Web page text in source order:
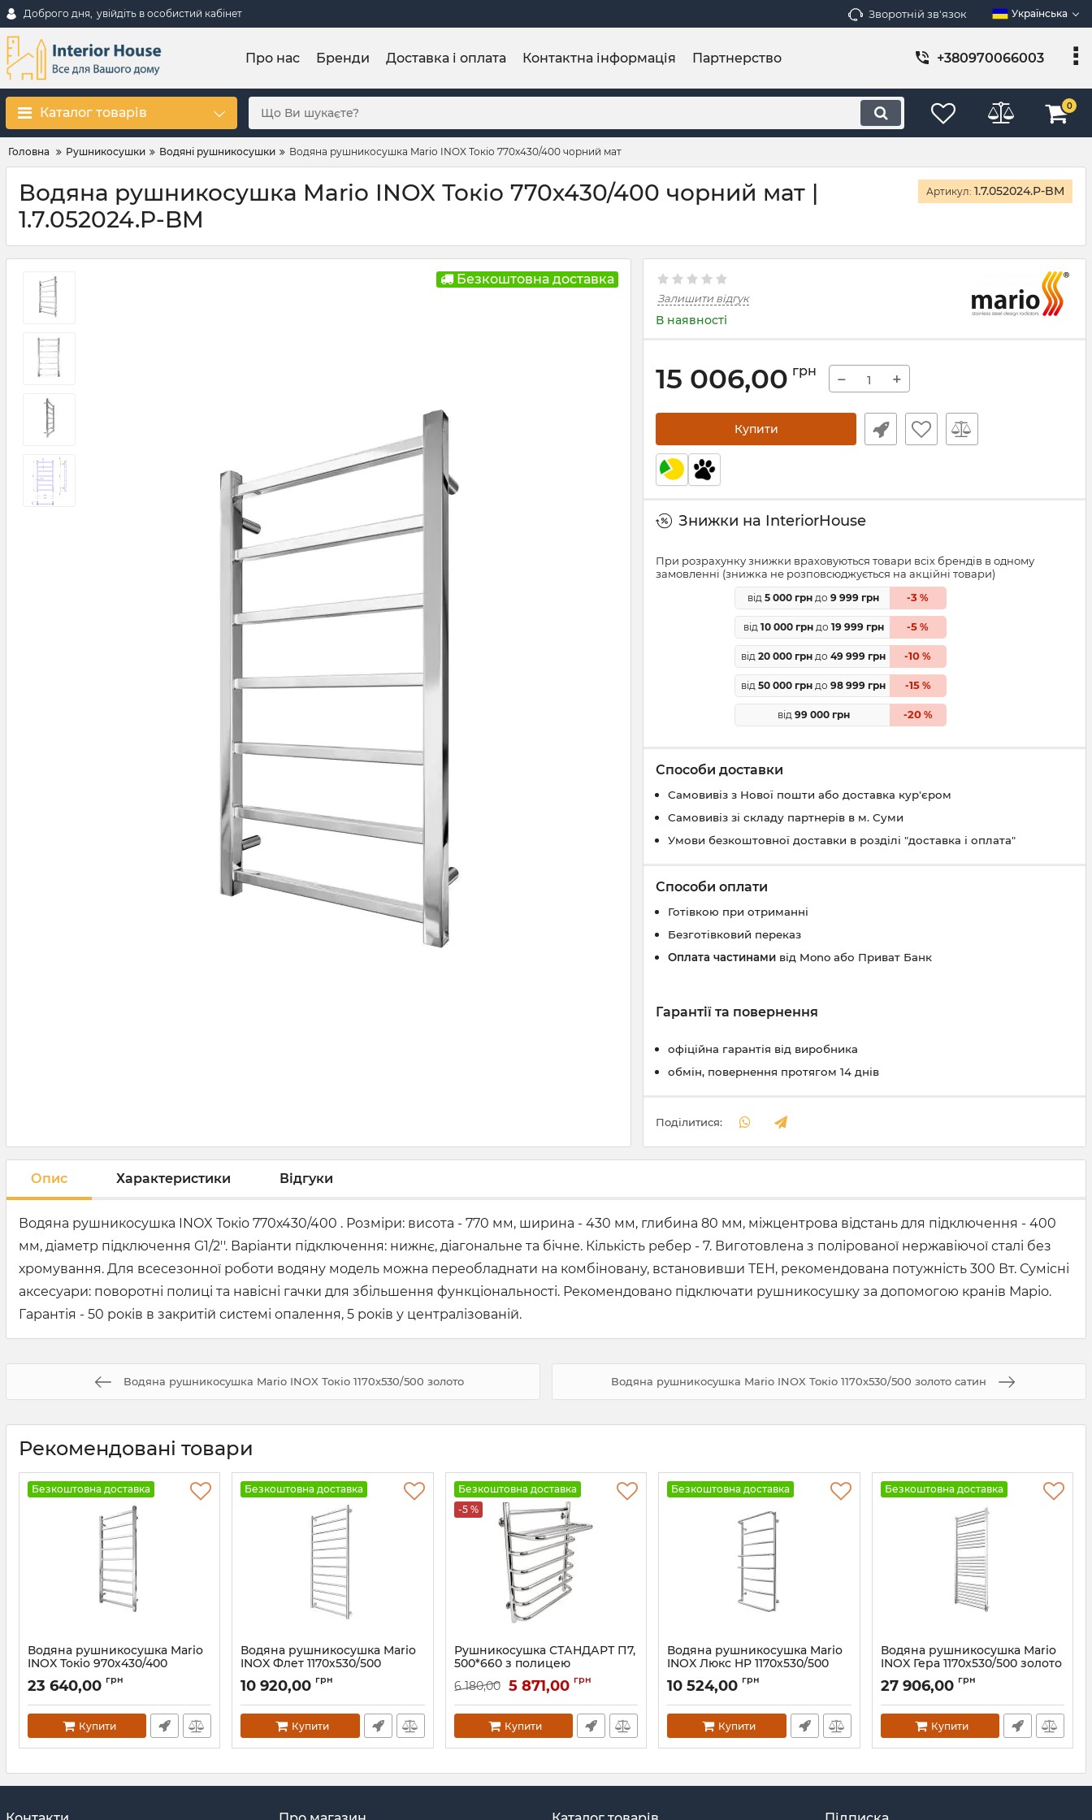
Доброго дня, увійдіть в особистий кабінет Зворотній зв'язок Українська
Про нас Бренди Доставка і оплата Контактна інформація Партнерство +380970066003
Каталог товарів 0
Головна Рушникосушки Водяні рушникосушки Водяна рушникосушка Mario INOX Токіо 770х430/400 чорний мат
Водяна рушникосушка Mario INOX Токіо 770х430/400 чорний мат |
1.7.052024.P-BM
Артикул: 1.7.052024.P-BM
Безкоштовна доставка
Залишити відгук
В наявності
15 006,00 грн − +
Купити
Знижки на InteriorHouse
При розрахунку знижки враховуються товари всіх брендів в одному
замовленні (знижка не розповсюджується на акційні товари)
від 5 000 грн до 9 999 грн -3 %
від 10 000 грндо 19 999 грн -5 %
від 20 000 грн до 49 999 грн -10 %
від 50 000 грн до 98 999 грн -15%
від 99 000 грн -20%
Способи доставки
Самовивіз з Нової пошти або доставка кур'єром
Самовивіз зі складу партнерів в м. Суми
Умови безкоштовної доставки в розділі "доставка і оплата"
Способи оплати
Готівкою при отриманні
Безготівковий переказ
Оплата частинами від Mono або Приват Банк
Гарантії та повернення
офіційна гарантія від виробника
обмін, повернення протягом 14 днів
Поділитися:
Опис Характеристики Відгуки
Водяна рушникосушка INOX Токіо 770х430/400 . Розміри: висота - 770 мм, ширина - 430 мм, глибина 80 мм, міжцентрова відстань для підключення - 400
мм, діаметр підключення G1/2''. Варіанти підключення: нижнє, діагональне та бічне. Кількість ребер - 7. Виготовлена з полірованої нержавіючої сталі без
хромування. Для всесезонної роботи водяну модель можна переобладнати на комбіновану, встановивши ТЕН, рекомендована потужність 300 Вт. Сумісні
аксесуари: поворотні полиці та навісні гачки для збільшення функціональності. Рекомендовано підключати рушникосушку за допомогою кранів Маріо.
Гарантія - 50 років в закритій системі опалення, 5 років у централізованій.
Водяна рушникосушка Mario INOX Токіо 1170х530/500 золото Водяна рушникосушка Mario INOX Токіо 1170х530/500 золото сатин
Рекомендовані товари
Безкоштовна доставка
Водяна рушникосушка Mario
INOX Токіо 970х430/400
Артикул:1.7.049903.P-G
23 640,00 грн
Купити
Безкоштовна доставка
Водяна рушникосушка Mario
INOX Флет 1170х530/500
Артикул:1.8.044568.P-BM
10 920,00 грн
Купити
Безкоштовна доставка
-5 %
Рушникосушка СТАНДАРТ П7,
500*660 з полицею
Артикул:71207699
6 180,00 5 871,00 грн
Купити
Безкоштовна доставка
Водяна рушникосушка Mario
INOX Люкс HP 1170х530/500
Артикул:1.8.044584.P-GR
10 524,00 грн
Купити
Безкоштовна доставка
Водяна рушникосушка Mario
INOX Гера 1170х530/500 золото
Артикул:1.7.044547.P-G
27 906,00 грн
Купити